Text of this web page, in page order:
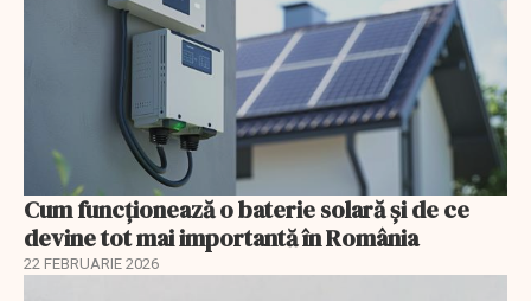
Cum funcționează o baterie solară și de ce
devine tot mai importantă în România
22 FEBRUARIE 2026